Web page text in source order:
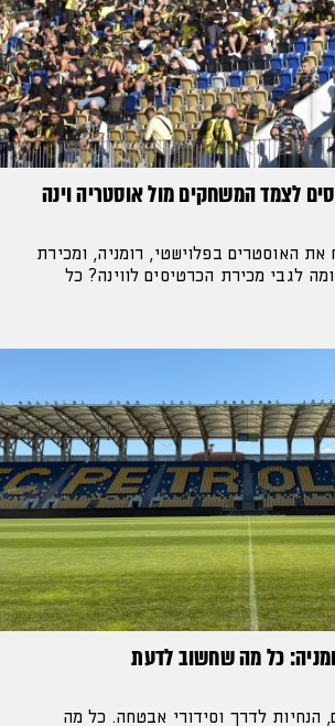
לצמד המשחקים מול אוסטריה וינה
את האוסטרים בפלוישטי, רומניה, ומכירת
לגבי מכירת הכרטיסים לווינה? כל
כל מה שחשוב לדעת
הנחיות לדרך וסידורי אבטחה. כל מה